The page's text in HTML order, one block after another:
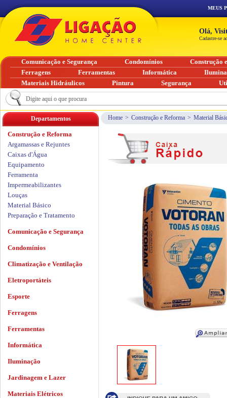
Home > Construção e Reforma > Material
Departamentos
Construção e Reforma
Argamassas e Rejuntes
Caixas d'Água
Equipamento
Ferramenta
Impermeabilizantes
Louças
Material Básico
Preparação e Tratamento
Comunicação e Segurança
Condomínios
Climatização e Ventilação
Eletroportáteis
Esporte
Ferragens
Ferramentas
Informática
Iluminação
Jardinagem e Lazer
Materiais Elétricos
MEUS
Olá,
Cadastre-se
Comunicação e Segurança Condomínios
Construção
Ferragens
Ferramentas Informática
Materiais Hidráulicos
Pintura Segurança